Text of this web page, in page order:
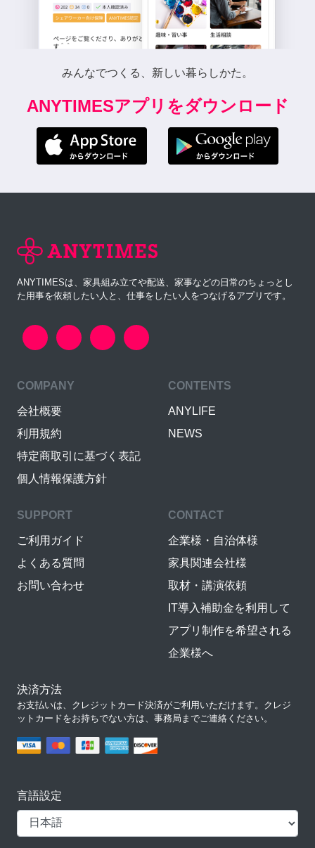
みんなでつくる、新しい暮らしかた。
ANYTIMESアプリをダウンロード
ANYTIMESは、家具組み立てや配送、家事などの日常のちょっとし
た用事を依頼したい人と、仕事をしたい人をつなげるアプリです。
COMPANY
会社概要
利用規約
特定商取引に基づく表記
個人情報保護方針
CONTENTS
ANYLIFE
NEWS
SUPPORT
ご利用ガイド
よくある質問
お問い合わせ
CONTACT
企業様・自治体様
家具関連会社様
取材・講演依頼
IT導入補助金を利用して
アプリ制作を希望される
企業様へ
決済方法
お支払いは、クレジットカード決済がご利用いただけます。クレジ
ットカードをお持ちでない方は、事務局までご連絡ください。
言語設定